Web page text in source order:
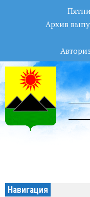
Архив
Навигация